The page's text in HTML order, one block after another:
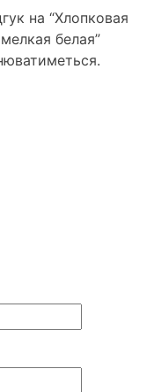
на “Хлопковая
белая”